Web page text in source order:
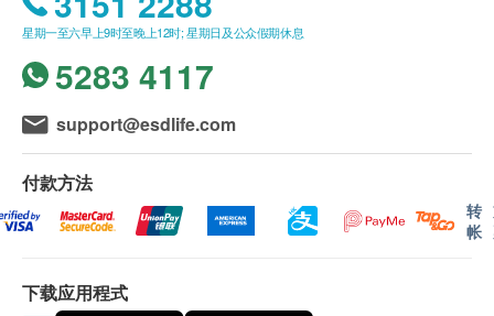
白蛋白及球蛋白比率
丙种谷氨转移酶
肾功能
肌酸酐
尿素
淋病检测
传染病
测试前勿抽烟、饮酒或饮用含咖啡因的饮品。
检测流程
能为您贴心安排。
2. 样本采集: 亲临我们的检测中心采集抽取血液样
本。
3. 获取报告: 7个工作天完成检测及通知客人领取报
解。请注意，报告讲解的轮候时间或会因应个别化
验项目所需时间或客户指定时段等因素而有所调
整。
三者及／或退款。
如有任何争议，「健康网购health.ESDlife」及
ApexHealth
途。当阁下身体健康出现任何疾病征兆时，应立即
星期一至六早上9时至晚上12时; 星期日及公众假期休息
5283 4117
support@esdlife.com
付款方法
转
帐
下载应用程式